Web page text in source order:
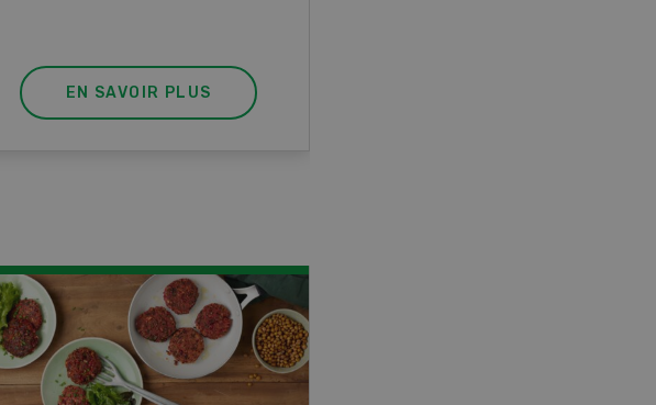
EN SAVOIR PLUS